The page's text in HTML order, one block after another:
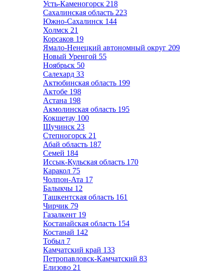
Усть-Каменогорск 218
Сахалинская область 223
Южно-Сахалинск 144
Холмск 21
Корсаков 19
Ямало-Ненецкий автономный округ 209
Новый Уренгой 55
Ноябрьск 50
Салехард 33
Актюбинская область 199
Актобе 198
Астана 198
Акмолинская область 195
Кокшетау 100
Щучинск 23
Степногорск 21
Абай область 187
Семей 184
Иссык-Кульская область 170
Каракол 75
Чолпон-Ата 17
Балыкчы 12
Ташкентская область 161
Чирчик 79
Газалкент 19
Костанайская область 154
Костанай 142
Тобыл 7
Камчатский край 133
Петропавловск-Камчатский 83
Елизово 21